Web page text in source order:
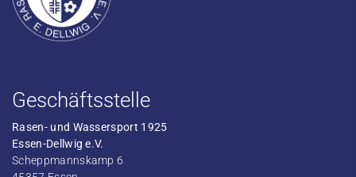
Geschäftsstelle
Rasen- und Wassersport 1925
Essen-Dellwig e.V.
Scheppmannskamp 6